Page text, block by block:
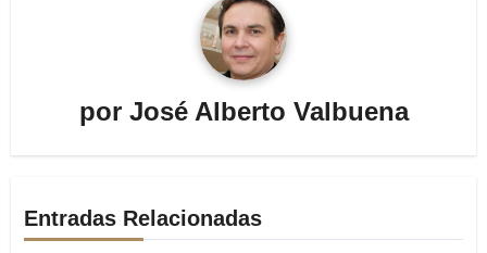
por José Alberto Valbuena
Entradas Relacionadas